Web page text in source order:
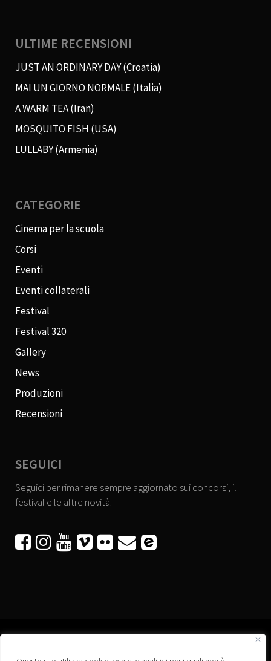
ULTIME RECENSIONI
JUST AN ORDINARY DAY (Croatia)
MAI UN GIORNO NORMALE (Italia)
A WARM TEA (Iran)
MOSQUITO FISH (USA)
LULLABY (Armenia)
CATEGORIE
Cinema per la scuola
Corsi
Eventi
Eventi collaterali
Festival
Festival 320
Gallery
News
Produzioni
Recensioni
SEGUICI
Seguici per rimanere sempre aggiornato sui concorsi, il
festival e le altre novità.
     